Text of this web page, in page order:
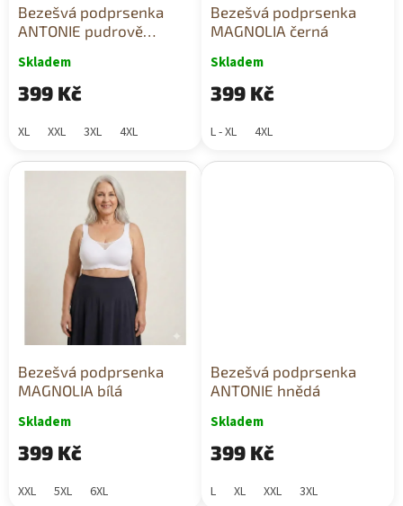
Bezešvá podprsenka
ANTONIE pudrově
Skladem
399 Kč
XL XXL 3XL 4XL
Bezešvá podprsenka
MAGNOLIA černá
Skladem
399 Kč
L - XL 4XL
Bezešvá podprsenka
MAGNOLIA bílá
Skladem
399 Kč
XXL 5XL 6XL
Bezešvá podprsenka
ANTONIE hnědá
Skladem
399 Kč
L XL XXL 3XL